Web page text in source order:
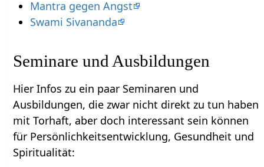
Mantra gegen Angst
Swami Sivananda
Seminare und Ausbildungen
Hier Infos zu ein paar Seminaren und
Ausbildungen, die zwar nicht direkt zu tun haben
mit Torhaft‏‎, aber doch interessant sein können
für Persönlichkeitsentwicklung, Gesundheit und
Spiritualität: